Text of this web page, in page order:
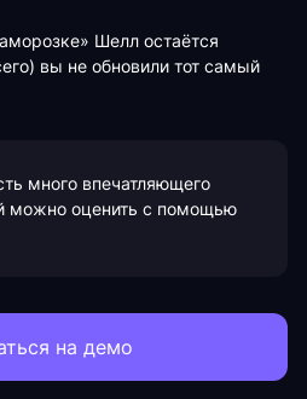
Шелл остаётся
вы не обновили тот самый
много впечатляющего
можно оценить с помощью
на демо